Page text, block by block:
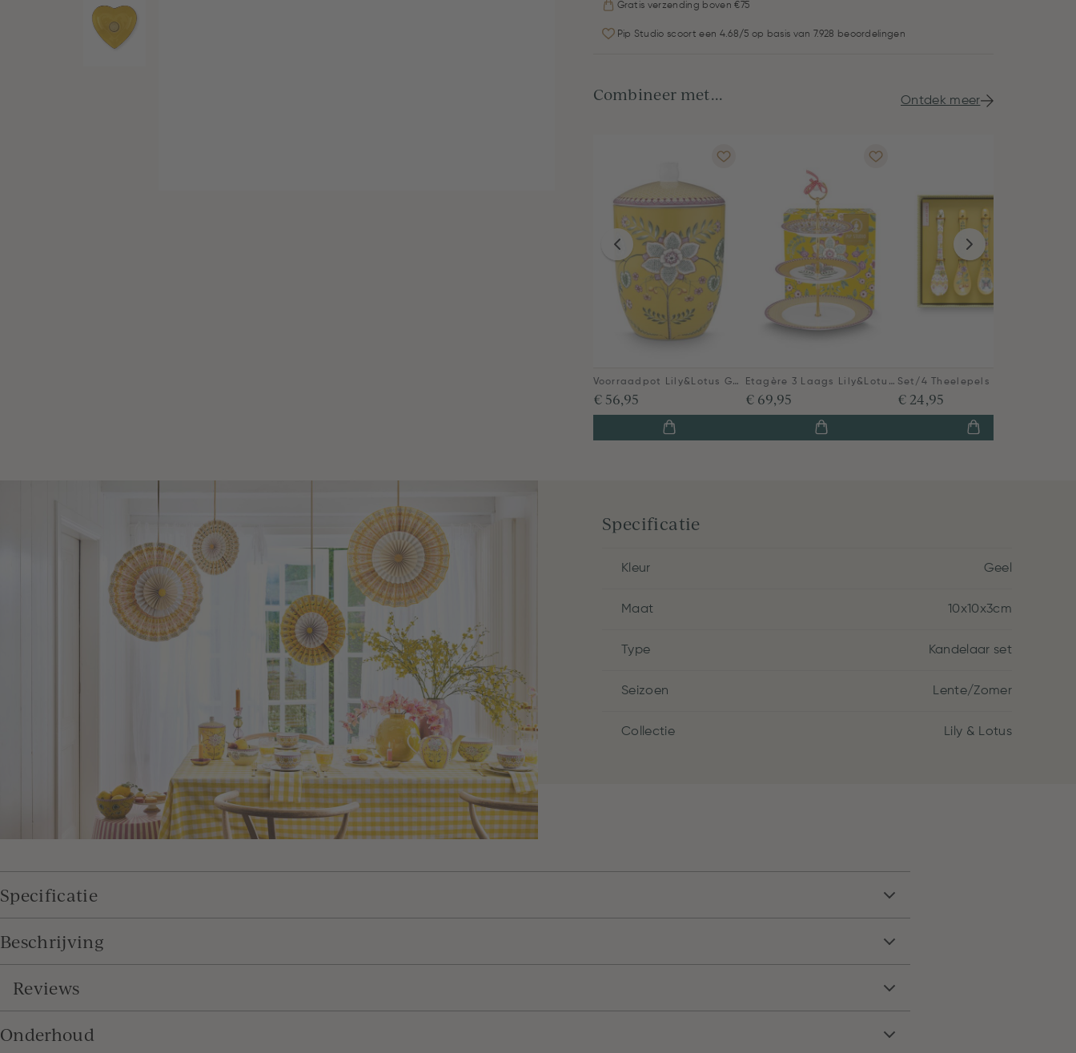
Gratis verzending boven €75
Pip Studio scoort een 4.68/5 op basis van 7.928 beoordelingen
Combineer met... Ontdek meer
Voorraadpot Lily&Lotus Geel
€ 56,95
Etagère 3 Laags Lily&Lotus Geel
€ 69,95 € 24,95
Specificatie
Kleur Geel
Maat 10x10x3cm
Type Kandelaar set
Seizoen Lente/Zomer
Collectie Lily & Lotus
Specificatie
Beschrijving
Reviews
Onderhoud